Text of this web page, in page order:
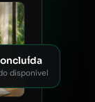
disponível